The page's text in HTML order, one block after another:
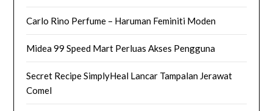
Carlo Rino Perfume – Haruman Feminiti Moden
Midea 99 Speed Mart Perluas Akses Pengguna
Secret Recipe SimplyHeal Lancar Tampalan Jerawat
Comel